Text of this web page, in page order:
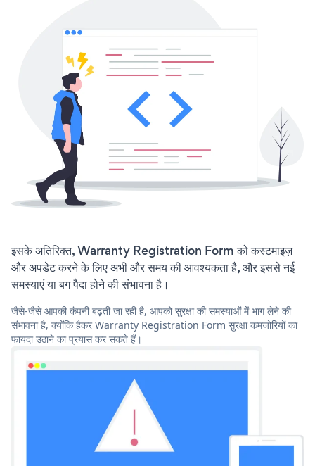
इसके अतिरिक्त, Warranty Registration Form को कस्टमाइज़
और अपडेट करने के लिए अभी और समय की आवश्यकता है, और इससे नई
समस्याएं या बग पैदा होने की संभावना है।
जैसे-जैसे आपकी कंपनी बढ़ती जा रही है, आपको सुरक्षा की समस्याओं में भाग लेने की
संभावना है, क्योंकि हैकर Warranty Registration Form सुरक्षा कमजोरियों का
फायदा उठाने का प्रयास कर सकते हैं।